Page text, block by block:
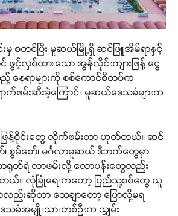
စတင်ပြီး မူဆယ်မြို့ရှိ ဆင်ဖြူအိမ်ရာနှင့်
င့်လှစ်ထားသော အွန်လိုင်းကျားဖြန့် ငွေ
ေရာများကို စစ်ကောင်စီတပ်က
ာက်ဖမ်းဆီးခဲ့ကြောင်း မူဆယ်ဒေသခံများက
ဖြန့်ဝိုင်းတွေ လိုက်ဖမ်းတာ ဟုတ်တယ်။ ဆင်
၊ စွမ်စော်၊ မင်္ဂလာမူဆယ် ဒီဘက်တွေမှာ
တရုတ်ရဲ လာဖမ်းလို့ လောပန်းတွေလည်း
ာတယ်။ လုံခြုံရေးကတော့ ပြည်သူ့စစ်တွေ ယူ
လည်းဆိုတာ သေချာတော့ ပြောလို့မရ
ခံအမျိုးသားတစ်ဦးက သျှမ်း